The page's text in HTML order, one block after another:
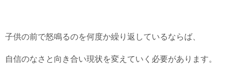
子供の前で怒鳴るのを何度か繰り返しているならば、
自信のなさと向き合い現状を変えていく必要があります。